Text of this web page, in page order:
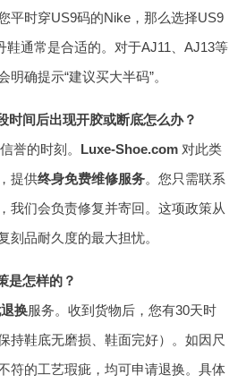
平时穿US9码的Nike，那么选择US9
鞋通常是合适的。对于AJ11、AJ13等
确提示“建议买大半码”。
时间后出现开胶或断底怎么办？
誉的时刻。 Luxe-Shoe.com 对此类
提供终身免费维修服务。您只需联系
我们会负责修复并寄回。这项政策从
刻品耐久度的最大担忧。
是怎样的？
换服务。收到货物后，您有30天时
持鞋底无磨损、鞋面完好）。如因尺
符的工艺瑕疵，均可申请退换。具体